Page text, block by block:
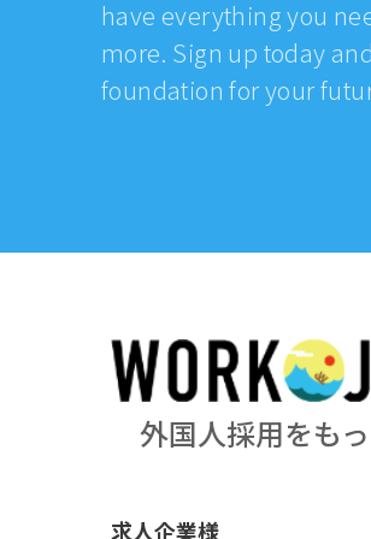
have everything you
more. Sign up today
foundation for your
外国人採用をも
求人企業様